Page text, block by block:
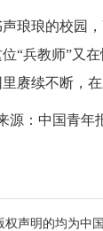
琅琅的校园
“兵教师”又
赓续不断，在
源：中国青年
权声明的均为中